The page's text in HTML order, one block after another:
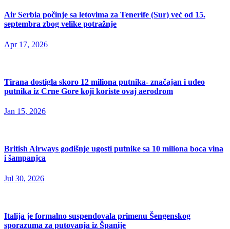
Air Serbia počinje sa letovima za Tenerife (Sur) već od 15.
septembra zbog velike potražnje
Apr 17, 2026
Tirana dostigla skoro 12 miliona putnika- značajan i udeo
putnika iz Crne Gore koji koriste ovaj aerodrom
Jan 15, 2026
British Airways godišnje ugosti putnike sa 10 miliona boca vina
i šampanjca
Jul 30, 2026
Italija je formalno suspendovala primenu Šengenskog
sporazuma za putovanja iz Španije